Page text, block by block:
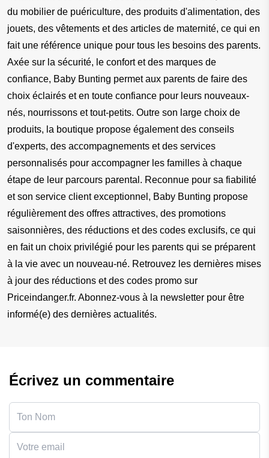
du mobilier de puériculture, des produits d'alimentation, des
jouets, des vêtements et des articles de maternité, ce qui en
fait une référence unique pour tous les besoins des parents.
Axée sur la sécurité, le confort et des marques de
confiance, Baby Bunting permet aux parents de faire des
choix éclairés et en toute confiance pour leurs nouveaux-
nés, nourrissons et tout-petits. Outre son large choix de
produits, la boutique propose également des conseils
d'experts, des accompagnements et des services
personnalisés pour accompagner les familles à chaque
étape de leur parcours parental. Reconnue pour sa fiabilité
et son service client exceptionnel, Baby Bunting propose
régulièrement des offres attractives, des promotions
saisonnières, des réductions et des codes exclusifs, ce qui
en fait un choix privilégié pour les parents qui se préparent
à la vie avec un nouveau-né. Retrouvez les dernières mises
à jour des réductions et des codes promo sur
Priceindanger.fr. Abonnez-vous à la newsletter pour être
informé(e) des dernières actualités.
Écrivez un commentaire